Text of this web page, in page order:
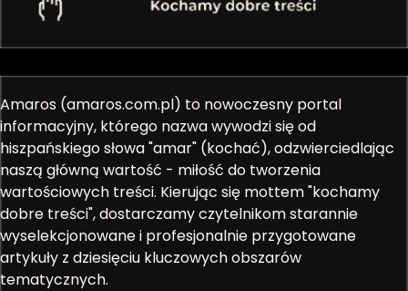
Amaros (amaros.com.pl) to nowoczesny portal
informacyjny, którego nazwa wywodzi się od
hiszpańskiego słowa "amar" (kochać), odzwierciedlając
naszą główną wartość - miłość do tworzenia
wartościowych treści. Kierując się mottem "kochamy
dobre treści", dostarczamy czytelnikom starannie
wyselekcjonowane i profesjonalnie przygotowane
artykuły z dziesięciu kluczowych obszarów
tematycznych.